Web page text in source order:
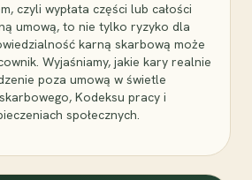
czyli wypłata części lub całości
umową, to nie tylko ryzyko dla
karną skarbową może
Wyjaśniamy, jakie kary realnie
poza umową w świetle
Kodeksu pracy i
społecznych.